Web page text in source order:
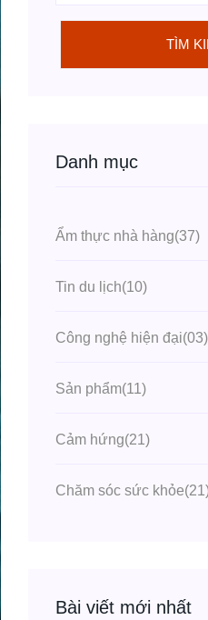
TÌM
Danh mục
Ẩm thực nhà hàng(37)
Tin du lịch(10)
Công nghệ hiện đại(03)
Sản phẩm(11)
Cảm hứng(21)
Chăm sóc sức khỏe
Bài viết mới nhất